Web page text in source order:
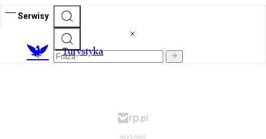
Serwisy
Turystyka